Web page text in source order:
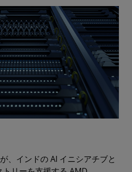
、インドの AI イニシアチブと